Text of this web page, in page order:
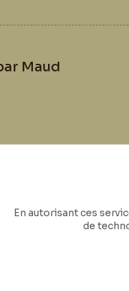
Maud
les lettres
En autorisant ces
de